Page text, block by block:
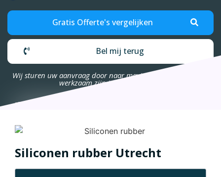
Gratis Offerte's vergelijken
Bel mij terug
Wij sturen uw aanvraag door naar maximaal 4 bedrijven die
werkzaam zijn in uw omgeving.
Siliconen rubber Utrecht